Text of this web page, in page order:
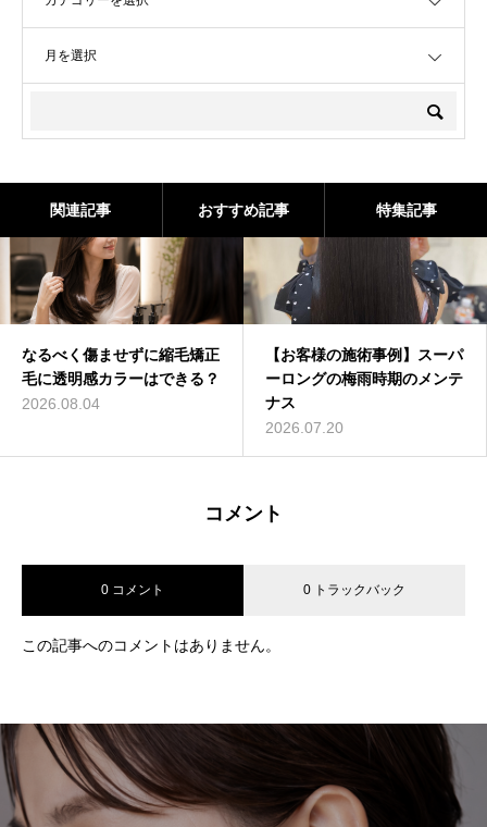
関連記事 おすすめ記事 特集記事
なるべく傷ませずに縮毛矯正
毛に透明感カラーはできる？
2026.08.04
【お客様の施術事例】スーパ
ーロングの梅雨時期のメンテ
ナス
2026.07.20
コメント
0 コメント 0 トラックバック
この記事へのコメントはありません。